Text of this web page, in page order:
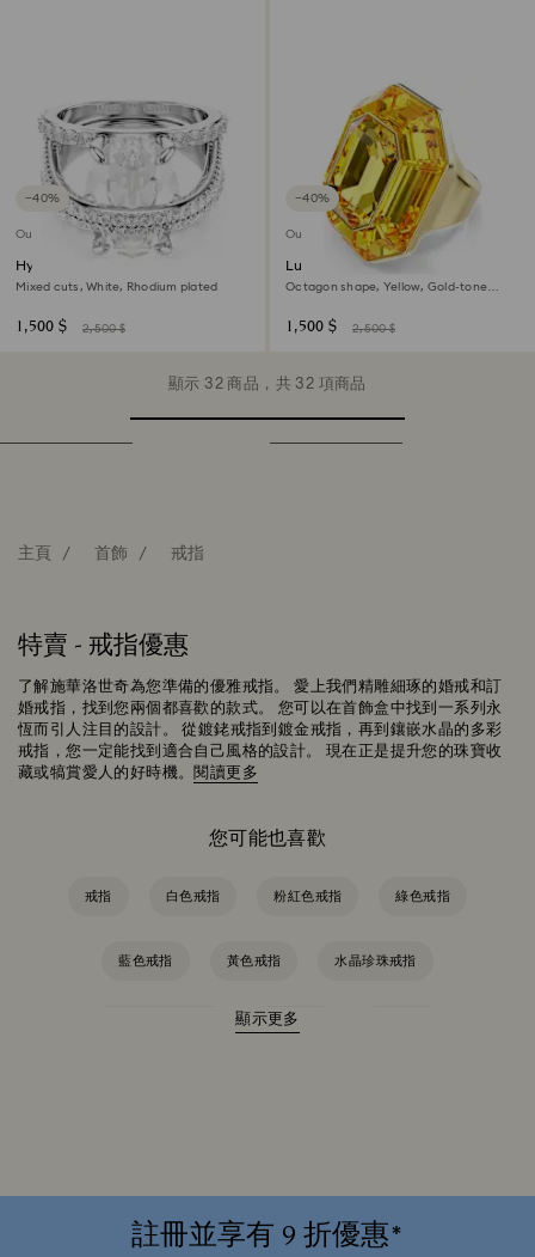
−40%
Outlet
Hyperbola cocktail ring
Mixed cuts, White, Rhodium plated
1,500 $ 2,500 $
−40%
Outlet
Lucent cocktail ring
Octagon shape, Yellow, Gold-tone
1,500 $ 2,500 $
顯示 32 商品，共 32 項商品
主頁 首飾 戒指
特賣 - 戒指優惠
了解施華洛世奇為您準備的優雅戒指。 愛上我們精雕細琢的婚戒和訂
婚戒指，找到您兩個都喜歡的款式。 您可以在首飾盒中找到一系列永
恆而引人注目的設計。 從鍍銠戒指到鍍金戒指，再到鑲嵌水晶的多彩
戒指，您一定能找到適合自己風格的設計。 現在正是提升您的珠寶收
藏或犒賞愛人的好時機。 閱讀更多
您可能也喜歡
戒指 白色戒指 粉紅色戒指 綠色戒指
藍色戒指 黃色戒指 水晶珍珠戒指
鋯石戒指
顯示更多
註冊並享有 9 折優惠*